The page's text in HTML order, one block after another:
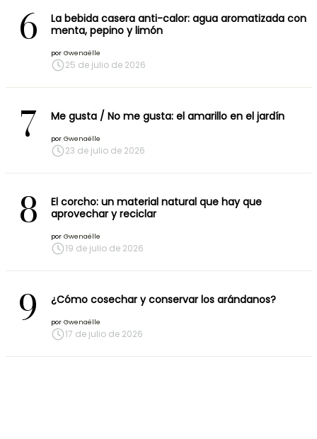
6
La bebida casera anti-calor: agua aromatizada con
menta, pepino y limón
por Gwenaëlle
25 de julio de 2026
7 Me gusta / No me gusta: el amarillo en el jardín
por Gwenaëlle
23 de julio de 2026
8
El corcho: un material natural que hay que
aprovechar y reciclar
por Gwenaëlle
19 de julio de 2026
9 ¿Cómo cosechar y conservar los arándanos?
por Gwenaëlle
17 de julio de 2026